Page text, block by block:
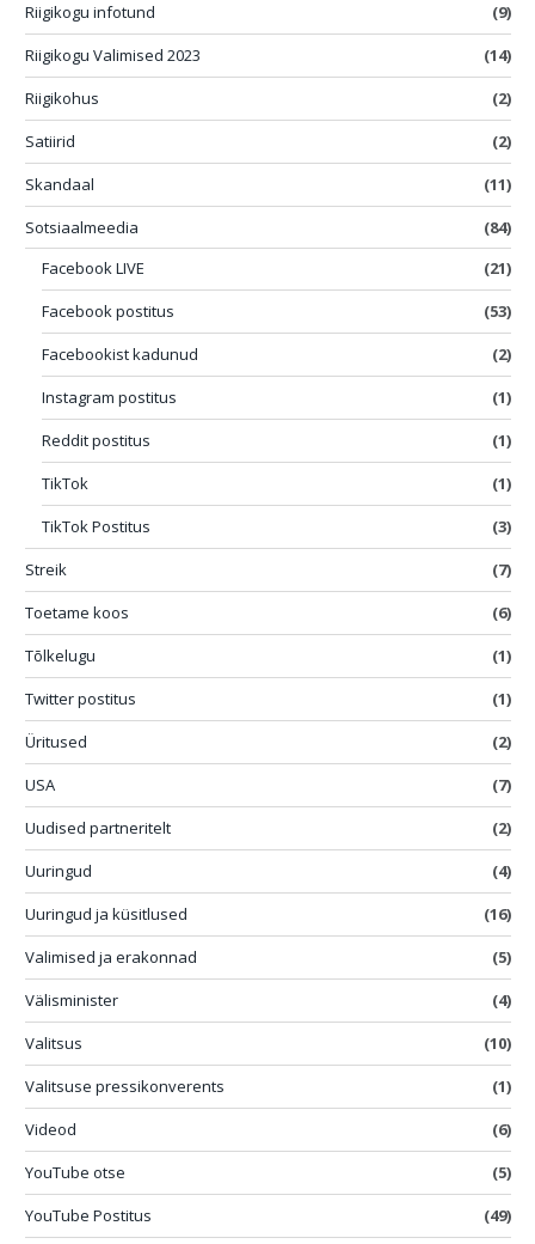
Riigikogu infotund
(9)
Riigikogu Valimised 2023
(14)
Riigikohus
(2)
Satiirid
(2)
Skandaal
(11)
Sotsiaalmeedia
(84)
Facebook LIVE
(21)
Facebook postitus
(53)
Facebookist kadunud
(2)
Instagram postitus
(1)
Reddit postitus
(1)
TikTok
(1)
TikTok Postitus
(3)
Streik
(7)
Toetame koos
(6)
Tõlkelugu
(1)
Twitter postitus
(1)
Üritused
(2)
USA
(7)
Uudised partneritelt
(2)
Uuringud
(4)
Uuringud ja küsitlused
(16)
Valimised ja erakonnad
(5)
Välisminister
(4)
Valitsus
(10)
Valitsuse pressikonverents
(1)
Videod
(6)
YouTube otse
(5)
YouTube Postitus
(49)